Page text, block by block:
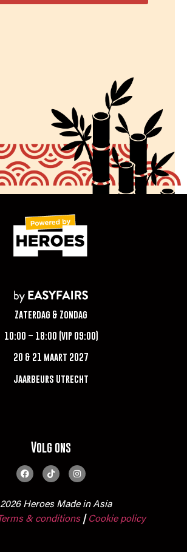
Zaterdag & Zondag
10:00 – 18:00 (VIP 09:00)
20 & 21 maart 2027
Jaarbeurs Utrecht
Volg ons
Heroes Made in Asia
& conditions | Cookie policy